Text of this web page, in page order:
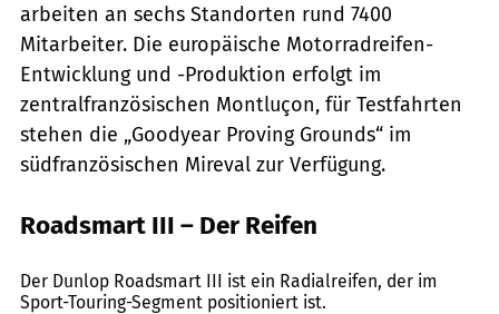
arbeiten an sechs Standorten rund 7400
Mitarbeiter. Die europäische Motorradreifen-
Entwicklung und -Produktion erfolgt im
zentralfranzösischen Montluçon, für Testfahrten
stehen die „Goodyear Proving Grounds“ im
südfranzösischen Mireval zur Verfügung.
Roadsmart III – Der Reifen
Der Dunlop Roadsmart III ist ein Radialreifen, der im
Sport-Touring-Segment positioniert ist.